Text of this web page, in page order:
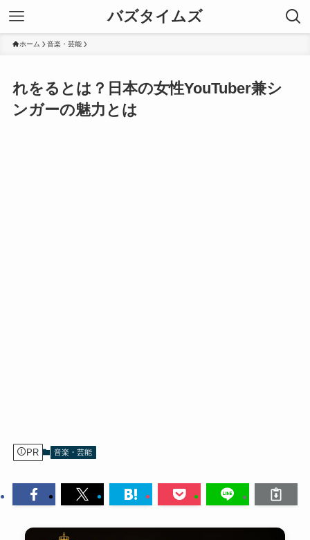
バズタイムズ
ホーム 音楽・芸能
れをるとは？日本の女性YouTuber兼シ
ンガーの魅力とは
PR 音楽・芸能